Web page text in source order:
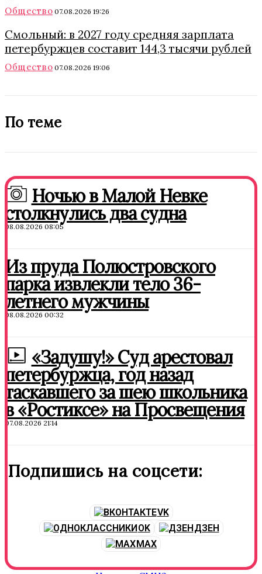
Общество 07.08.2026 19:26
Смольный: в 2027 году средняя зарплата
петербуржцев составит 144,3 тысячи рублей
Общество 07.08.2026 19:06
По теме
Ночью в Малой Невке
столкнулись два судна
08.08.2026 08:05
Из пруда Полюстровского
парка извлекли тело 36-
летнего мужчины
08.08.2026 00:32
«Задушу!» Суд арестовал
петербуржца, год назад
таскавшего за шею школьника
в «Ростиксе» на Просвещения
07.08.2026 21:14
Подпишись на соцсети:
VK
OK
ДЗЕН
MAX